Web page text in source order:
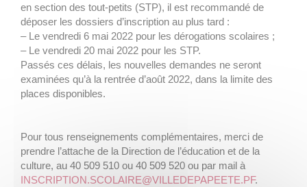
en section des tout-petits (STP), il est recommandé de
déposer les dossiers d’inscription au plus tard :
– Le vendredi 6 mai 2022 pour les dérogations scolaires ;
– Le vendredi 20 mai 2022 pour les STP.
Passés ces délais, les nouvelles demandes ne seront
examinées qu’à la rentrée d’août 2022, dans la limite des
places disponibles.
Pour tous renseignements complémentaires, merci de
prendre l’attache de la Direction de l’éducation et de la
culture, au 40 509 510 ou 40 509 520 ou par mail à
INSCRIPTION.SCOLAIRE@VILLEDEPAPEETE.PF.